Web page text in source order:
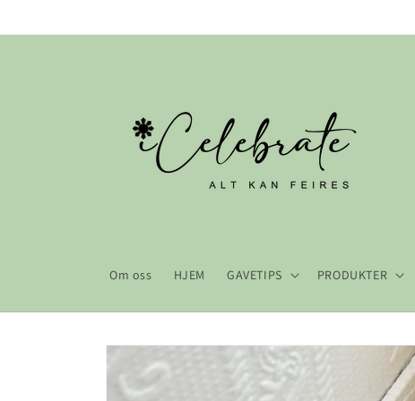
innholdet
Om oss HJEM GAVETIPS PRODUKTER
produktinformasjon